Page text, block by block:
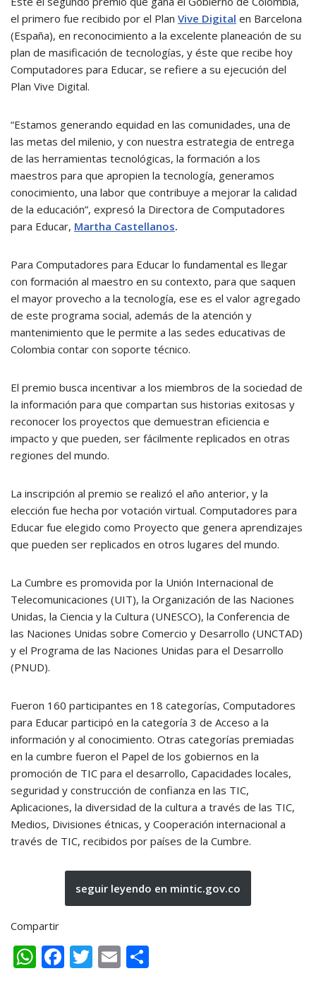
el primero fue recibido por el Plan Vive Digital en Barcelona
(España), en reconocimiento a la excelente planeación de su
plan de masificación de tecnologías, y éste que recibe hoy
Computadores para Educar, se refiere a su ejecución del
Plan Vive Digital.
“Estamos generando equidad en las comunidades, una de
las metas del milenio, y con nuestra estrategia de entrega
de las herramientas tecnológicas, la formación a los
maestros para que apropien la tecnología, generamos
conocimiento, una labor que contribuye a mejorar la calidad
de la educación”, expresó la Directora de Computadores
para Educar, Martha Castellanos.
Para Computadores para Educar lo fundamental es llegar
con formación al maestro en su contexto, para que saquen
el mayor provecho a la tecnología, ese es el valor agregado
de este programa social, además de la atención y
mantenimiento que le permite a las sedes educativas de
Colombia contar con soporte técnico.
El premio busca incentivar a los miembros de la sociedad de
la información para que compartan sus historias exitosas y
reconocer los proyectos que demuestran eficiencia e
impacto y que pueden, ser fácilmente replicados en otras
regiones del mundo.
La inscripción al premio se realizó el año anterior, y la
elección fue hecha por votación virtual. Computadores para
Educar fue elegido como Proyecto que genera aprendizajes
que pueden ser replicados en otros lugares del mundo.
La Cumbre es promovida por la Unión Internacional de
Telecomunicaciones (UIT), la Organización de las Naciones
Unidas, la Ciencia y la Cultura (UNESCO), la Conferencia de
las Naciones Unidas sobre Comercio y Desarrollo (UNCTAD)
y el Programa de las Naciones Unidas para el Desarrollo
(PNUD).
Fueron 160 participantes en 18 categorías, Computadores
para Educar participó en la categoría 3 de Acceso a la
información y al conocimiento. Otras categorías premiadas
en la cumbre fueron el Papel de los gobiernos en la
promoción de TIC para el desarrollo, Capacidades locales,
seguridad y construcción de confianza en las TIC,
Aplicaciones, la diversidad de la cultura a través de las TIC,
Medios, Divisiones étnicas, y Cooperación internacional a
través de TIC, recibidos por países de la Cumbre.
seguir leyendo en mintic.gov.co
Compartir
W F T E